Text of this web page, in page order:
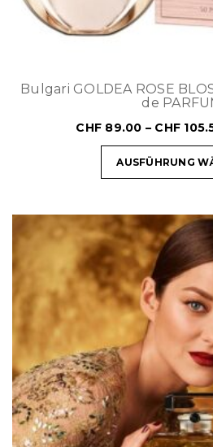
Bulgari GOLDEA ROSE
de
CHF 89.00 – CHF
AUSFÜHRUNG